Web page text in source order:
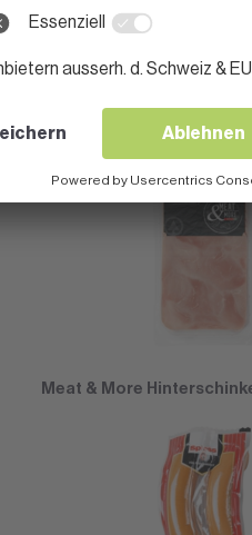
Meat & More Weiderind
Meat & More